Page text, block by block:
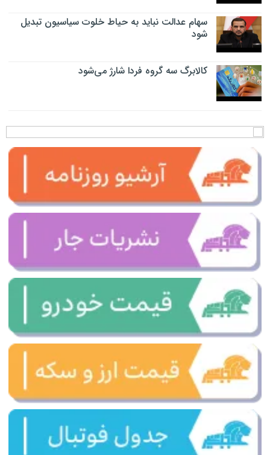
سهام عدالت نباید به حیاط خلوت سیاسیون تبدیل
شود
کالابرگ سه گروه فردا شارژ می‌شود